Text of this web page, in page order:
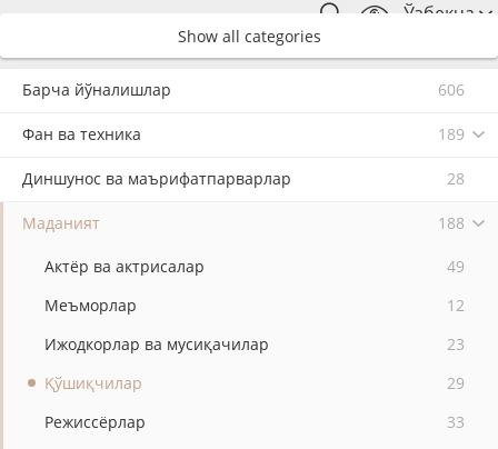
Ўзбекча
Show all categories
Барча йўналишлар 606
Фан ва техника 189
Диншунос ва маърифатпарварлар 28
Маданият 188
Актёр ва актрисалар
49
Меъморлар
12
Ижодкорлар ва мусиқачилар
23
Қўшиқчилар
29
Режиссёрлар
33